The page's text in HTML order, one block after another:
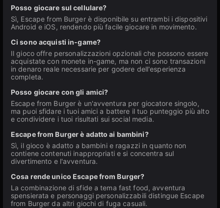
Posso giocare sul cellulare?
Sì, Escape from Burger è disponibile su entrambi i dispositivi
Android e iOS, rendendo più facile giocare in movimento.
Ci sono acquisti in-game?
Il gioco offre personalizzazioni opzionali che possono essere
acquistate con monete in-game, ma non ci sono transazioni
in denaro reale necessarie per godere dell'esperienza
completa.
Posso giocare con gli amici?
Escape from Burger è un'avventura per giocatore singolo,
ma puoi sfidare i tuoi amici a battere il tuo punteggio più alto
e condividere i tuoi risultati sui social media.
Escape from Burger è adatto ai bambini?
Sì, il gioco è adatto a bambini e ragazzi in quanto non
contiene contenuti inappropriati e si concentra sul
divertimento e l'avventura.
Cosa rende unico Escape from Burger?
La combinazione di sfide a tema fast food, avventura
spensierata e personaggi personalizzabili distingue Escape
from Burger da altri giochi di fuga casuali.